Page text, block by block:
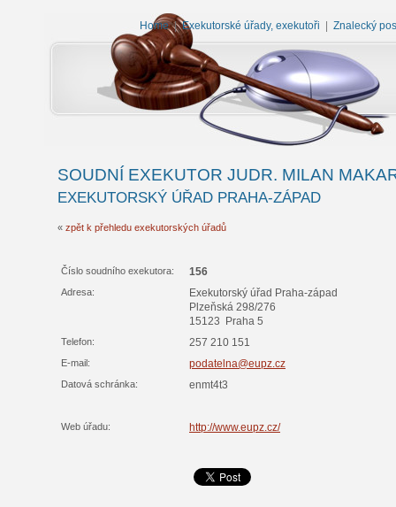
Home|Exekutorské úřady, exekutoři Znalecký
SOUDNÍ EXEKUTOR JUDR. MILAN
EXEKUTORSKÝ ÚŘAD PRAHA-ZÁPAD
« zpět k přehledu exekutorských úřadů
Číslo soudního exekutora: 156
Adresa:
Exekutorský úřad Praha-západ
Plzeňská 298/276
15123 Praha 5
Telefon: 257 210 151
E-mail: podatelna@eupz.cz
Datová schránka: enmt4t3
Web úřadu: http://www.eupz.cz/